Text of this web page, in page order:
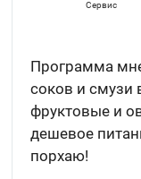
Сервис
Программа
соков и
фруктовые и
дешевое
порхаю!